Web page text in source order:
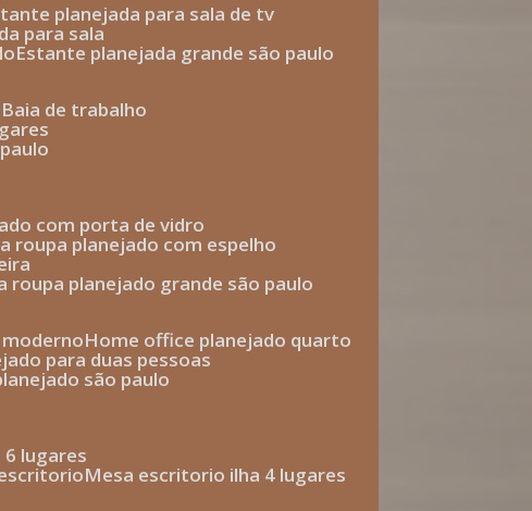
planejada para sala de tv
para sala
estante planejada grande são paulo
baia de trabalho
com porta de vidro
roupa planejado com espelho
roupa planejado grande são paulo
moderno home office planejado quarto
para duas pessoas
são paulo
6 lugares
escritorio mesa escritorio ilha 4 lugares